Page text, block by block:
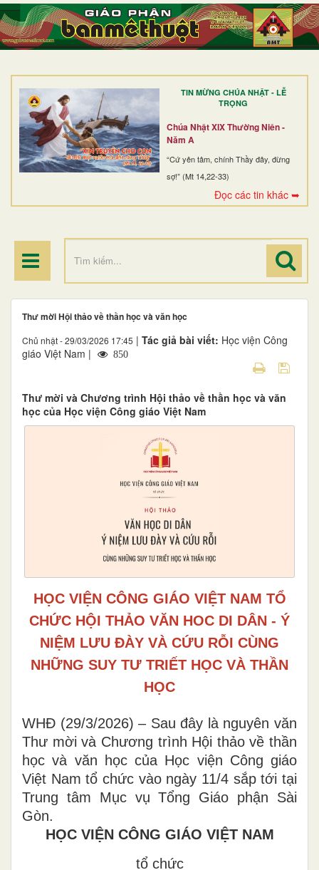
TIN MỪNG CHÚA NHẬT - LỄ
TRỌNG
Chúa Nhật XIX Thường Niên -
Năm A
“Cứ yên tâm, chính Thầy đây, đừng
sợ!” (Mt 14,22-33)
Đọc các tin khác ➥
TRANG NHẤT
GIỚI THIỆU
DÒNG TU
BAN MỤC VỤ
ĐOÀN THỂ CG
ĐIỂM HÀNH HƯƠNG
Thư mời Hội thảo về thần học và văn học
Chủ nhật - 29/03/2026 17:45 | Tác giả bài viết: Học viện Công
giáo Việt Nam |
850
Thư mời và Chương trình Hội thảo về thần học và văn
học của Học viện Công giáo Việt Nam
HỌC VIỆN CÔNG GIÁO VIỆT NAM TỔ
CHỨC HỘI THẢO VĂN HOC DI DÂN - Ý
NIỆM LƯU ĐÀY VÀ CỨU RỖI CÙNG
NHỮNG SUY TƯ TRIẾT HỌC VÀ THẦN
HỌC
WHĐ (29/3/2026) – Sau đây là nguyên văn
Thư mời và Chương trình Hội thảo về thần
học và văn học của Học viện Công giáo
Việt Nam tổ chức vào ngày 11/4 sắp tới tại
Trung tâm Mục vụ Tổng Giáo phận Sài
Gòn.
HỌC VIỆN CÔNG GIÁO VIỆT NAM
tổ chức